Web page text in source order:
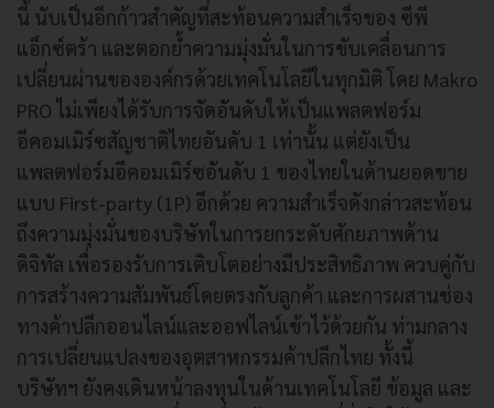
นี้ นับเป็นอีกก้าวสำคัญที่สะท้อนความสำเร็จของ ซีพี
แอ็กซ์ตร้า และตอกย้ำความมุ่งมั่นในการขับเคลื่อนการ
เปลี่ยนผ่านขององค์กรด้วยเทคโนโลยีในทุกมิติ โดย Makro
PRO ไม่เพียงได้รับการจัดอันดับให้เป็นแพลตฟอร์ม
อีคอมเมิร์ซสัญชาติไทยอันดับ 1 เท่านั้น แต่ยังเป็น
แพลตฟอร์มอีคอมเมิร์ซอันดับ 1 ของไทยในด้านยอดขาย
แบบ First-party (1P) อีกด้วย ความสำเร็จดังกล่าวสะท้อน
ถึงความมุ่งมั่นของบริษัทในการยกระดับศักยภาพด้าน
ดิจิทัล เพื่อรองรับการเติบโตอย่างมีประสิทธิภาพ ควบคู่กับ
การสร้างความสัมพันธ์โดยตรงกับลูกค้า และการผสานช่อง
ทางค้าปลีกออนไลน์และออฟไลน์เข้าไว้ด้วยกัน ท่ามกลาง
การเปลี่ยนแปลงของอุตสาหกรรมค้าปลีกไทย ทั้งนี้
บริษัทฯ ยังคงเดินหน้าลงทุนในด้านเทคโนโลยี ข้อมูล และ